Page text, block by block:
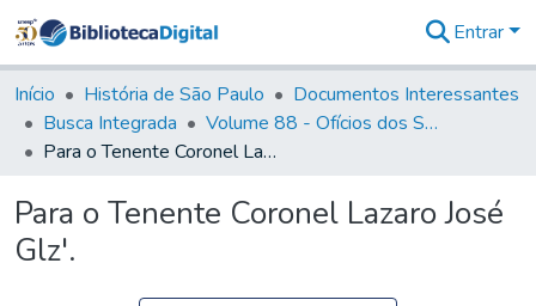
&
Coleções
Tudo na
Biblioteca
Estatísticas
Entrar
Início História de São Paulo
Documentos Interessantes
Busca Integrada
Volume 88 - Ofícios dos Senhores Governadores Interinos da Capitania de São Paulo (1817- 1819)
Para o Tenente Coronel Lazaro José Glz'.
Para o Tenente Coronel Lazaro José
Glz'.